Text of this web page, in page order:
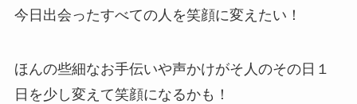
今日出会ったすべての人を笑顔に変えたい！
ほんの些細なお手伝いや声かけがそ人のその日１
日を少し変えて笑顔になるかも！